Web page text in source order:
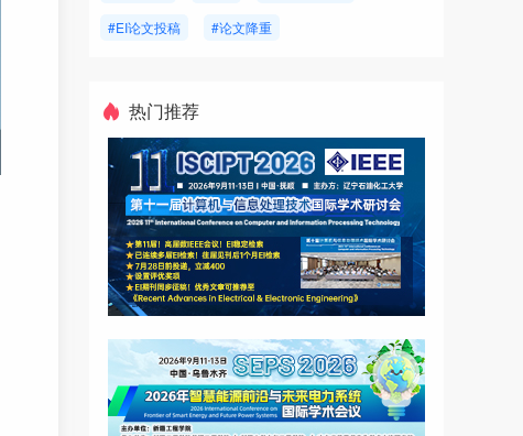
#EI论文投稿
#论文降重
热门推荐